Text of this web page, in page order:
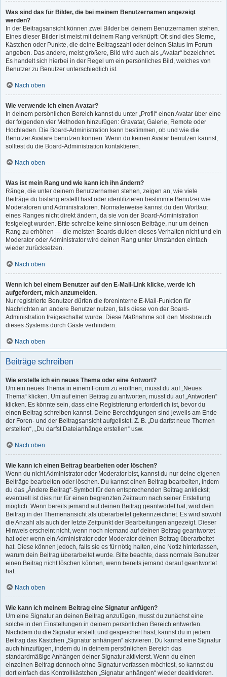
Was sind das für Bilder, die bei meinem Benutzernamen angezeigt
werden?
In der Beitragsansicht können zwei Bilder bei deinem Benutzernamen stehen.
Eines dieser Bilder ist meist mit deinem Rang verknüpft: Oft sind dies Sterne,
Kästchen oder Punkte, die deine Beitragszahl oder deinen Status im Forum
angeben. Das andere, meist größere, Bild wird auch als „Avatar“ bezeichnet.
Es handelt sich hierbei in der Regel um ein persönliches Bild, welches von
Benutzer zu Benutzer unterschiedlich ist.
Nach oben
Wie verwende ich einen Avatar?
In deinem persönlichen Bereich kannst du unter „Profil“ einen Avatar über eine
der folgenden vier Methoden hinzufügen: Gravatar, Galerie, Remote oder
Hochladen. Die Board-Administration kann bestimmen, ob und wie die
Benutzer Avatare benutzen können. Wenn du keinen Avatar benutzen kannst,
solltest du die Board-Administration kontaktieren.
Nach oben
Was ist mein Rang und wie kann ich ihn ändern?
Ränge, die unter deinem Benutzernamen stehen, zeigen an, wie viele
Beiträge du bislang erstellt hast oder identifizieren bestimmte Benutzer wie
Moderatoren und Administratoren. Normalerweise kannst du den Wortlaut
eines Ranges nicht direkt ändern, da sie von der Board-Administration
festgelegt wurden. Bitte schreibe keine sinnlosen Beiträge, nur um deinen
Rang zu erhöhen — die meisten Boards dulden dieses Verhalten nicht und ein
Moderator oder Administrator wird deinen Rang unter Umständen einfach
wieder zurücksetzen.
Nach oben
Wenn ich bei einem Benutzer auf den E-Mail-Link klicke, werde ich
aufgefordert, mich anzumelden.
Nur registrierte Benutzer dürfen die foreninterne E-Mail-Funktion für
Nachrichten an andere Benutzer nutzen, falls diese von der Board-
Administration freigeschaltet wurde. Diese Maßnahme soll den Missbrauch
dieses Systems durch Gäste verhindern.
Nach oben
Beiträge schreiben
Wie erstelle ich ein neues Thema oder eine Antwort?
Um ein neues Thema in einem Forum zu eröffnen, musst du auf „Neues
Thema“ klicken. Um auf einen Beitrag zu antworten, musst du auf „Antworten“
klicken. Es könnte sein, dass eine Registrierung erforderlich ist, bevor du
einen Beitrag schreiben kannst. Deine Berechtigungen sind jeweils am Ende
der Foren- und der Beitragsansicht aufgelistet. Z. B. „Du darfst neue Themen
erstellen“, „Du darfst Dateianhänge erstellen“ usw.
Nach oben
Wie kann ich einen Beitrag bearbeiten oder löschen?
Wenn du nicht Administrator oder Moderator bist, kannst du nur deine eigenen
Beiträge bearbeiten oder löschen. Du kannst einen Beitrag bearbeiten, indem
du das „Ändere Beitrag“-Symbol für den entsprechenden Beitrag anklickst;
eventuell ist dies nur für einen begrenzten Zeitraum nach seiner Erstellung
möglich. Wenn bereits jemand auf deinen Beitrag geantwortet hat, wird dein
Beitrag in der Themenansicht als überarbeitet gekennzeichnet. Es wird sowohl
die Anzahl als auch der letzte Zeitpunkt der Bearbeitungen angezeigt. Dieser
Hinweis erscheint nicht, wenn noch niemand auf deinen Beitrag geantwortet
hat oder wenn ein Administrator oder Moderator deinen Beitrag überarbeitet
hat. Diese können jedoch, falls sie es für nötig halten, eine Notiz hinterlassen,
warum dein Beitrag überarbeitet wurde. Bitte beachte, dass normale Benutzer
einen Beitrag nicht löschen können, wenn bereits jemand darauf geantwortet
hat.
Nach oben
Wie kann ich meinem Beitrag eine Signatur anfügen?
Um eine Signatur an deinen Beitrag anzufügen, musst du zunächst eine
solche in den Einstellungen in deinem persönlichen Bereich entwerfen.
Nachdem du die Signatur erstellt und gespeichert hast, kannst du in jedem
Beitrag das Kästchen „Signatur anhängen“ aktivieren. Du kannst eine Signatur
auch hinzufügen, indem du in deinem persönlichen Bereich das
standardmäßige Anhängen deiner Signatur aktivierst. Wenn du einen
einzelnen Beitrag dennoch ohne Signatur verfassen möchtest, so kannst du
dort einfach das Kontrollkästchen „Signatur anhängen“ wieder deaktivieren.